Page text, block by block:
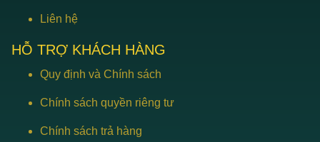
Liên hệ
HỖ TRỢ KHÁCH HÀNG
Quy định và Chính sách
Chính sách quyền riêng tư
Chính sách trả hàng